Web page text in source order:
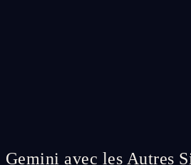
Gemini avec les Autres